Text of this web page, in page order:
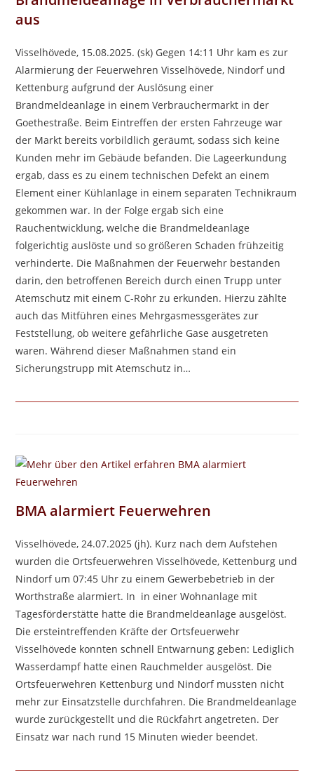
aus
Visselhövede, 15.08.2025. (sk) Gegen 14:11 Uhr kam es zur
Alarmierung der Feuerwehren Visselhövede, Nindorf und
Kettenburg aufgrund der Auslösung einer
Brandmeldeanlage in einem Verbrauchermarkt in der
Goethestraße. Beim Eintreffen der ersten Fahrzeuge war
der Markt bereits vorbildlich geräumt, sodass sich keine
Kunden mehr im Gebäude befanden. Die Lageerkundung
ergab, dass es zu einem technischen Defekt an einem
Element einer Kühlanlage in einem separaten Technikraum
gekommen war. In der Folge ergab sich eine
Rauchentwicklung, welche die Brandmeldeanlage
folgerichtig auslöste und so größeren Schaden frühzeitig
verhinderte. Die Maßnahmen der Feuerwehr bestanden
darin, den betroffenen Bereich durch einen Trupp unter
Atemschutz mit einem C-Rohr zu erkunden. Hierzu zählte
auch das Mitführen eines Mehrgasmessgerätes zur
Feststellung, ob weitere gefährliche Gase ausgetreten
waren. Während dieser Maßnahmen stand ein
Sicherungstrupp mit Atemschutz in…
BMA alarmiert Feuerwehren
Visselhövede, 24.07.2025 (jh). Kurz nach dem Aufstehen
wurden die Ortsfeuerwehren Visselhövede, Kettenburg und
Nindorf um 07:45 Uhr zu einem Gewerbebetrieb in der
Worthstraße alarmiert. In in einer Wohnanlage mit
Tagesförderstätte hatte die Brandmeldeanlage ausgelöst.
Die ersteintreffenden Kräfte der Ortsfeuerwehr
Visselhövede konnten schnell Entwarnung geben: Lediglich
Wasserdampf hatte einen Rauchmelder ausgelöst. Die
Ortsfeuerwehren Kettenburg und Nindorf mussten nicht
mehr zur Einsatzstelle durchfahren. Die Brandmeldeanlage
wurde zurückgestellt und die Rückfahrt angetreten. Der
Einsatz war nach rund 15 Minuten wieder beendet.